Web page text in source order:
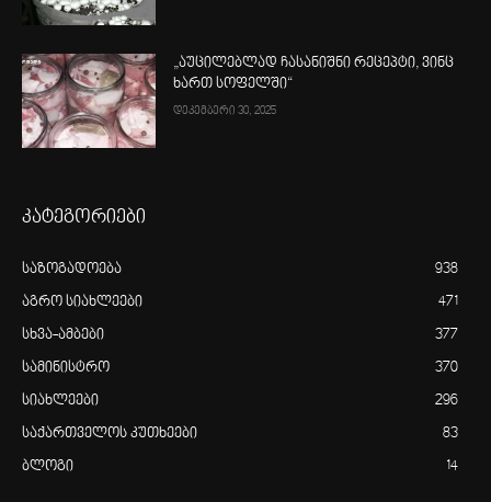
„აუცილებლად ჩასანიშნი რეცეპტი, ვინც
ხართ სოფელში“
დეკემბერი 30, 2025
კატეგორიები
საზოგადოება 938
აგრო სიახლეები 471
სხვა-ამბები 377
სამინისტრო 370
სიახლეები 296
საქართველოს კუთხეები 83
ბლოგი 14